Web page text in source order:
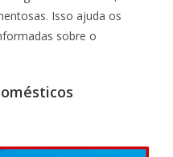
Isso ajuda os
sobre o